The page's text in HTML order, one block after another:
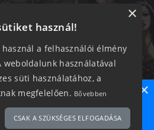
Kövess Minket!
GTA Közösség
megtudd, milyen egy igazi
×
használ!
a felhasználói élmény
weboldalunk használatával
süti használatához, a
megfelelően. Bővebben
CSAK A SZÜKSÉGES ELFOGADÁSA
×